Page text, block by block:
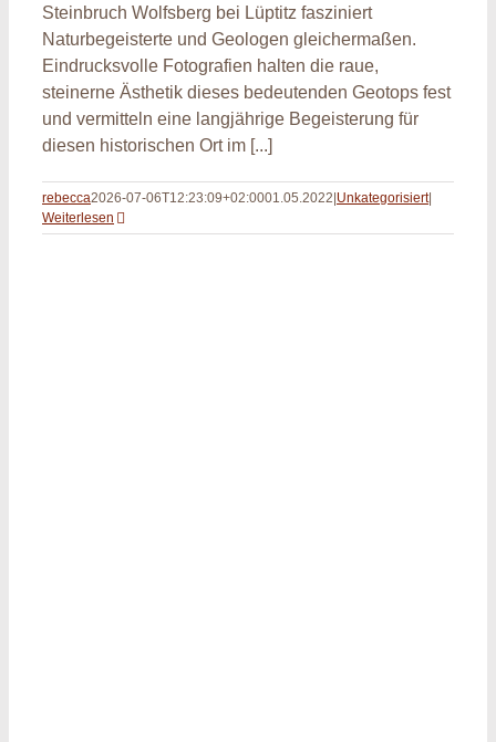
Steinbruch Wolfsberg bei Lüptitz fasziniert
Naturbegeisterte und Geologen gleichermaßen.
Eindrucksvolle Fotografien halten die raue,
steinerne Ästhetik dieses bedeutenden Geotops fest
und vermitteln eine langjährige Begeisterung für
diesen historischen Ort im [...]
rebecca2026-07-06T12:23:09+02:0001.05.2022|Unkategorisiert|
Weiterlesen